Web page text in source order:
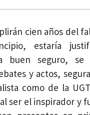
cien años del
estaría
buen seguro, se
y actos,
como de la
ser el inspirador y